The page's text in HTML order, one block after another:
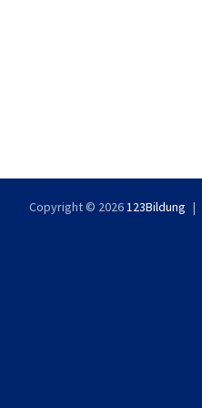
Copyright © 2026123Bildung